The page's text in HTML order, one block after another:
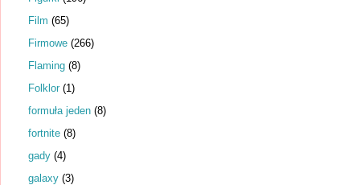
Film (65)
Firmowe (266)
Flaming (8)
Folklor (1)
formuła jeden (8)
fortnite (8)
gady (4)
galaxy (3)